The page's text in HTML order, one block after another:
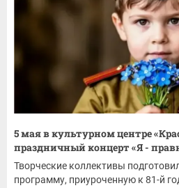
5 мая в культурном центре
праздничный концерт «Я -
Творческие коллективы
программу, приуроченную к 81-й